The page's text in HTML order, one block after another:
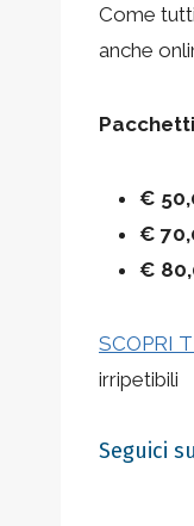
Come
anche
€
€
€
SCOPRI
irripetibili
Seguici